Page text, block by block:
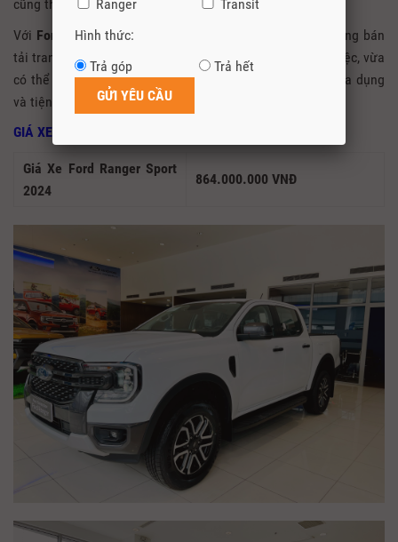
cũng thể thao.
Với Ford Ranger Wildtrak
quý vị có thể xem như một dòng bán
tải trang bị như xe hạng sang, vừa có thể phục vụ công việc, vừa
có thể sử dụng để đi chơi như một chiếc xe du lịch, rất đa dụng
và tiện nghi.
GIÁ XE FORD RANGER SPORT 2024
Giá Xe Ford Ranger Sport
2024
864.000.000 VNĐ
Ranger
Transit
Hình thức:
Trả góp
Trả hết